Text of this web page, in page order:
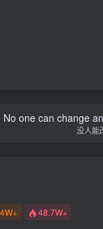
No one can change
没人能
48.7W+